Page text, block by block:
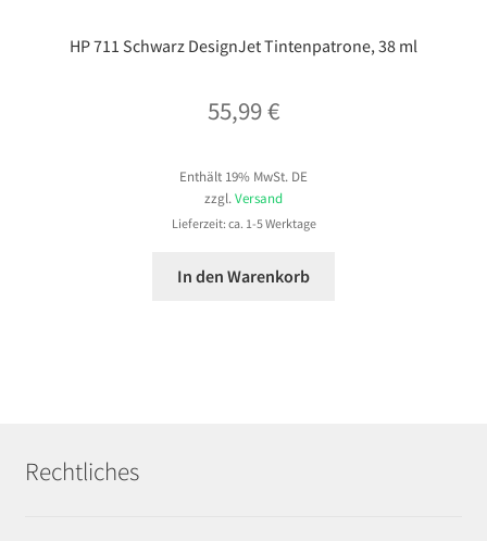
HP 711 Schwarz DesignJet Tintenpatrone, 38 ml
55,99€
Enthält 19% MwSt. DE
zzgl. Versand
Lieferzeit: ca. 1-5 Werktage
In den Warenkorb
Rechtliches